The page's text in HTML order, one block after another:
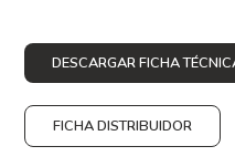
DESCARGAR FICHA
FICHA DISTRIBUIDOR